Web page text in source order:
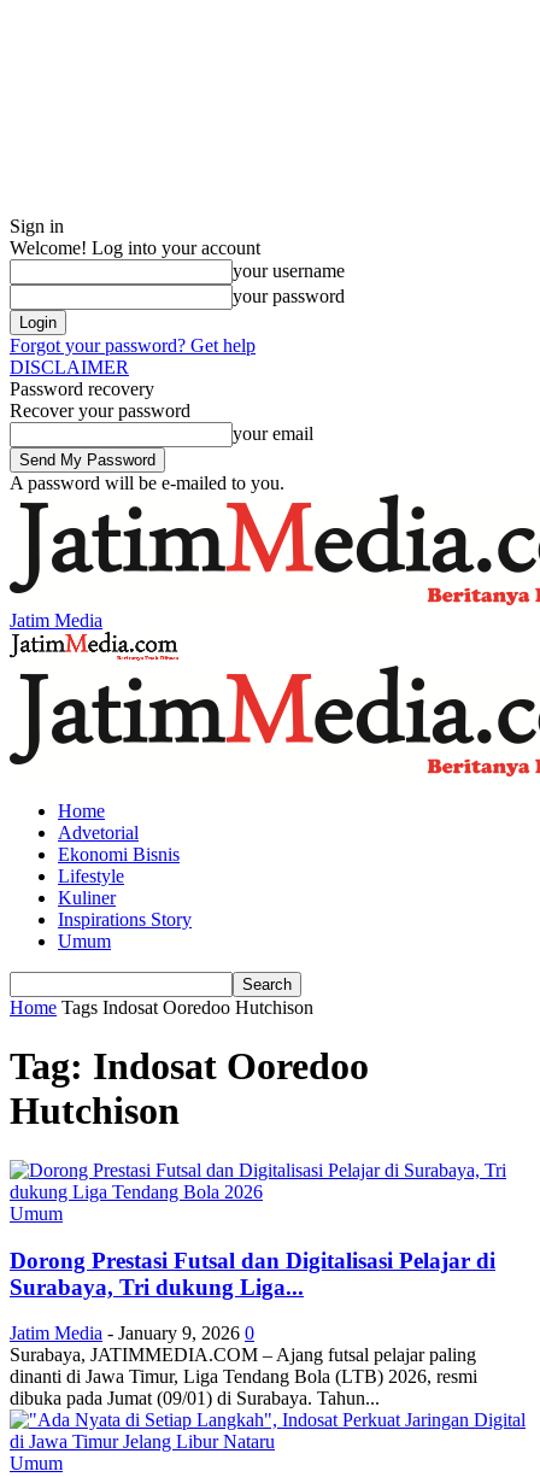
Sign in
Welcome! Log into your account
your username
your password
Forgot your password? Get help
DISCLAIMER
Password recovery
Recover your password
your email
A password will be e-mailed to you.
Jatim Media
Home
Advetorial
Ekonomi Bisnis
Lifestyle
Kuliner
Inspirations Story
Umum
Home Tags Indosat Ooredoo Hutchison
Tag: Indosat Ooredoo
Hutchison
Umum
Dorong Prestasi Futsal dan Digitalisasi Pelajar di
Surabaya, Tri dukung Liga...
Jatim Media - January 9, 2026 0
Surabaya, JATIMMEDIA.COM – Ajang futsal pelajar paling
dinanti di Jawa Timur, Liga Tendang Bola (LTB) 2026, resmi
dibuka pada Jumat (09/01) di Surabaya. Tahun...
Umum